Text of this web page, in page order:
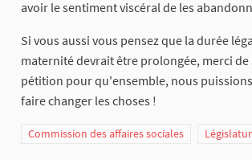
avoir le sentiment viscéral de les
Si vous aussi vous pensez que la durée
maternité devrait être prolongée, merci de
pétition pour qu'ensemble, nous
faire changer les choses !
Commission des affaires sociales